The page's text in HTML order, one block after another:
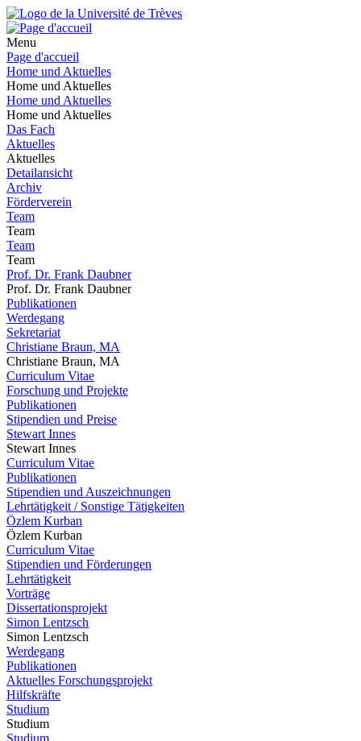
Menu
Page d'accueil
Home und Aktuelles
Home und Aktuelles
Home und Aktuelles
Home und Aktuelles
Das Fach
Aktuelles
Aktuelles
Detailansicht
Archiv
Förderverein
Team
Team
Team
Team
Prof. Dr. Frank Daubner
Prof. Dr. Frank Daubner
Publikationen
Werdegang
Sekretariat
Christiane Braun, MA
Christiane Braun, MA
Curriculum Vitae
Forschung und Projekte
Publikationen
Stipendien und Preise
Stewart Innes
Stewart Innes
Curriculum Vitae
Publikationen
Stipendien und Auszeichnungen
Lehrtätigkeit / Sonstige Tätigkeiten
Özlem Kurban
Özlem Kurban
Curriculum Vitae
Stipendien und Förderungen
Lehrtätigkeit
Vorträge
Dissertationsprojekt
Simon Lentzsch
Simon Lentzsch
Werdegang
Publikationen
Aktuelles Forschungsprojekt
Hilfskräfte
Studium
Studium
Studium